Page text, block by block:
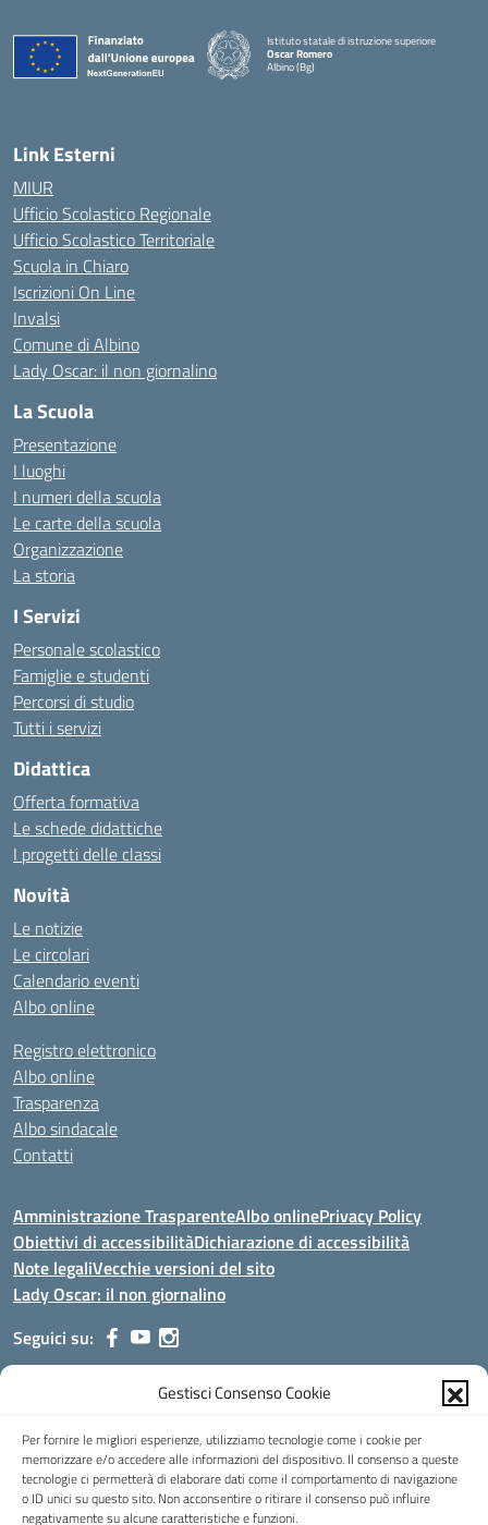
Gestisci Consenso Cookie
Per fornire le migliori esperienze, utilizziamo tecnologie come i cookie per
memorizzare e/o accedere alle informazioni del dispositivo. Il consenso a queste
tecnologie ci permetterà di elaborare dati come il comportamento di navigazione
o ID unici su questo sito. Non acconsentire o ritirare il consenso può influire
negativamente su alcune caratteristiche e funzioni.
Istituto statale di istruzione superiore
Oscar Romero
Albino (Bg)
Link Esterni
MIUR
Ufficio Scolastico Regionale
Ufficio Scolastico Territoriale
Scuola in Chiaro
Iscrizioni On Line
Invalsi
Comune di Albino
Lady Oscar: il non giornalino
La Scuola
Presentazione
I luoghi
I numeri della scuola
Le carte della scuola
Organizzazione
La storia
I Servizi
Personale scolastico
Famiglie e studenti
Percorsi di studio
Tutti i servizi
Didattica
Offerta formativa
Le schede didattiche
I progetti delle classi
Novità
Le notizie
Le circolari
Calendario eventi
Albo online
Registro elettronico
Albo online
Trasparenza
Albo sindacale
Contatti
Amministrazione TrasparenteAlbo onlinePrivacy Policy
Obiettivi di accessibilitàDichiarazione di accessibilità
Note legaliVecchie versioni del sito
Lady Oscar: il non giornalino
Seguici su:
Viale Aldo Moro, 51 - 24021 Albino (Bg)
Posta elettronica certificata (PEC):bgis00900b@pec.istruzione.it
Codice fiscale: 95002390169
Codice meccanografico:BGIS00900B